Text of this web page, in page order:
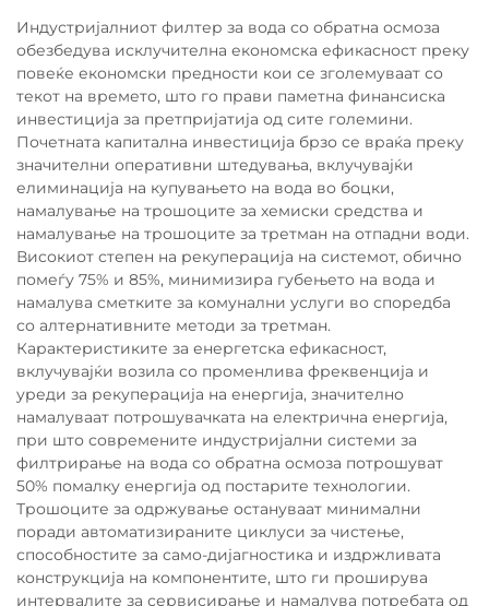
Индустријалниот филтер за вода со обратна осмоза
обезбедува исклучителна економска ефикасност преку
повеќе економски предности кои се зголемуваат со
текот на времето, што го прави паметна финансиска
инвестиција за претпријатија од сите големини.
Почетната капитална инвестиција брзо се враќа преку
значителни оперативни штедувања, вклучувајќи
елиминација на купувањето на вода во боцки,
намалување на трошоците за хемиски средства и
намалување на трошоците за третман на отпадни води.
Високиот степен на рекуперација на системот, обично
помеѓу 75% и 85%, минимизира губењето на вода и
намалува сметките за комунални услуги во споредба
со алтернативните методи за третман.
Карактеристиките за енергетска ефикасност,
вклучувајќи возила со променлива фреквенција и
уреди за рекуперација на енергија, значително
намалуваат потрошувачката на електрична енергија,
при што современите индустријални системи за
филтрирање на вода со обратна осмоза потрошуват
50% помалку енергија од постарите технологии.
Трошоците за одржување остануваат минимални
поради автоматизираните циклуси за чистење,
способностите за само-дијагностика и издржливата
конструкција на компонентите, што ги проширува
интервалите за сервисирање и намалува потребата од